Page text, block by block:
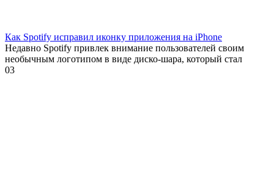
Как Spotify исправил иконку приложения на iPhone
Недавно Spotify привлек внимание пользователей своим
необычным логотипом в виде диско-шара, который стал
03